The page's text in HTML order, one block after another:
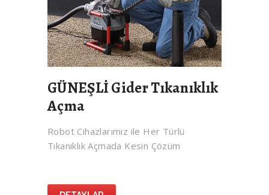
GÜNEŞLİ Gider Tıkanıklık
Açma
Robot Cihazlarımız ile Her Türlü
Tıkanıklık Açmada Kesin Çözüm